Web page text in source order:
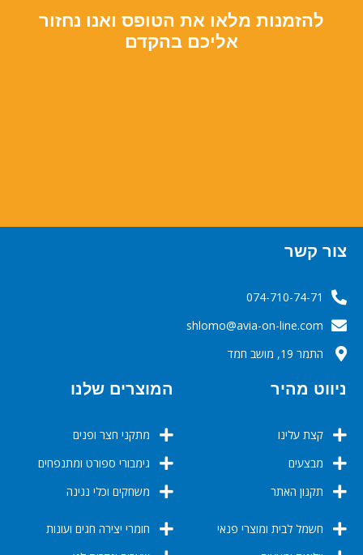
להזמנות מלאו את הטופס ואנו נחזור
אליכם בהקדם
צור קשר
074-710-74-71
‬‬‬shlomo@avia-on-line.com‬
התמר 19, מושב חמד
ניווט מהיר
קצת עלינו
מבצעים
תקנון האתר
המוצרים שלנו
מתקני חצר ופנים
גימבורי ספורט ומתנפחים
משחקים וכלי נגינה
חשמל לבית ומוצרי פנאי
חומרי יצירה חגים ועונות